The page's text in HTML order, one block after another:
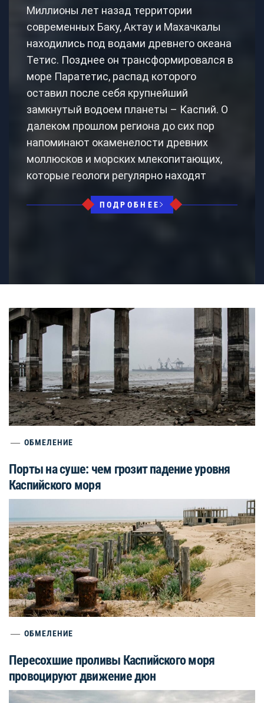
Миллионы лет назад территории
современных Баку, Актау и Махачкалы
находились под водами древнего океана
Тетис. Позднее он трансформировался в
море Паратетис, распад которого
оставил после себя крупнейший
замкнутый водоем планеты – Каспий. О
далеком прошлом региона до сих пор
напоминают окаменелости древних
моллюсков и морских млекопитающих,
которые геологи регулярно находят
ПОДРОБНЕЕ
ОБМЕЛЕНИЕ
Порты на суше: чем грозит падение уровня
Каспийского моря
ОБМЕЛЕНИЕ
Пересохшие проливы Каспийского моря
провоцируют движение дюн